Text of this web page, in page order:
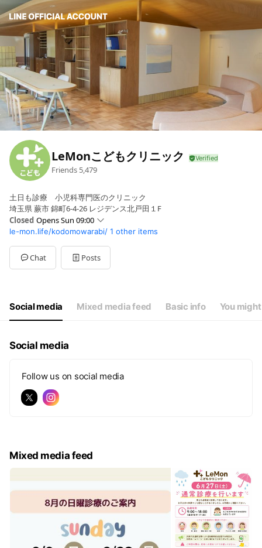
LeMonこどもクリニック
Friends 5,479
土日も診療 小児科専門医のクリニック
埼玉県 蕨市 錦町6-4-26 レジデンス北戸田１F
Closed Opens Sun 09:00
Sun09:00 - 18:00
Mon09:00 - 18:00
Tue09:00 - 18:00
Wed09:00 - 18:00
09:00 - 18:00
第２、第４週目 日曜診療を実施中
le-mon.life/kodomowarabi/ 1 other items
Chat Posts
Social media Mixed media feed Basic info You
Social media
Follow us on social media
Mixed media feed